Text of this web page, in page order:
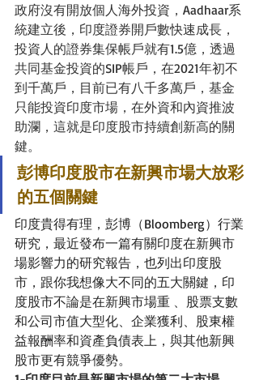
政府沒有開放個人海外投資，Aadhaar系
統建立後，印度證券開戶數快速成長，
投資人的證券集保帳戶就有1.5億，透過
共同基金投資的SIP帳戶，在2021年初不
到千萬戶，目前已有八千多萬戶，基金
只能投資印度市場，在外資和內資推波
助瀾，這就是印度股市持續創新高的關
鍵。
彭博印度股市在新興市場大放彩
的五個關鍵
印度貴得有理，彭博（Bloomberg）行業
研究，最近發布一篇有關印度在新興市
場影響力的研究報告，也列出印度股
市，跟你我想像大不同的五大關鍵，印
度股市不論是在新興市場重 、股票支數
和公司市值大型化、企業獲利、股東權
益報酬率和資產負債表上，與其他新興
股市更有競爭優勢。